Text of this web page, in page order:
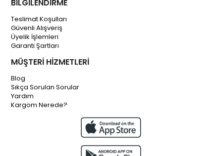
BİLGİLENDİRME
Teslimat Koşulları
Güvenli Alışveriş
Üyelik İşlemleri
Garanti Şartları
MÜŞTERİ HİZMETLERİ
Blog
Sıkça Sorulan Sorular
Yardım
Kargom Nerede?